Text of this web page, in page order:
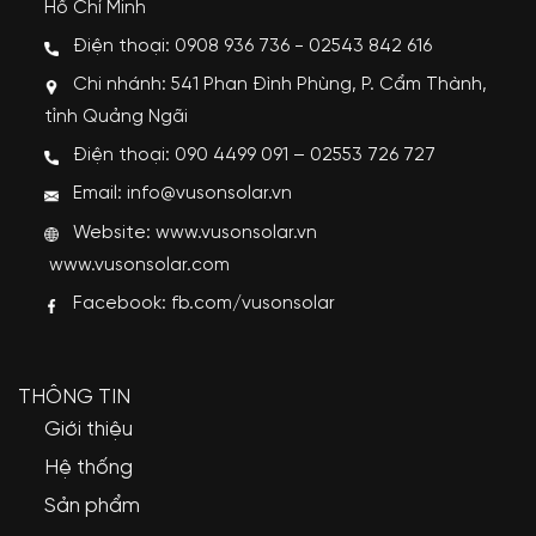
Hồ Chí Minh
Điện thoại: 0908 936 736 - 02543 842 616
Chi nhánh: 541 Phan Đình Phùng, P. Cẩm Thành,
tỉnh Quảng Ngãi
Điện thoại: 090 4499 091 – 02553 726 727
Email: info@vusonsolar.vn
Website:www.vusonsolar.vn
www.vusonsolar.com
Facebook: fb.com/vusonsolar
THÔNG TIN
Giới thiệu
Hệ thống
Sản phẩm